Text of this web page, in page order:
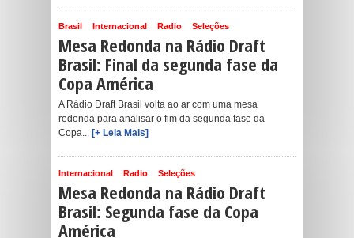
Brasil Internacional Radio Seleções
Mesa Redonda na Rádio Draft
Brasil: Final da segunda fase da
Copa América
A Rádio Draft Brasil volta ao ar com uma mesa
redonda para analisar o fim da segunda fase da
Copa... [+ Leia Mais]
Internacional Radio Seleções
Mesa Redonda na Rádio Draft
Brasil: Segunda fase da Copa
América